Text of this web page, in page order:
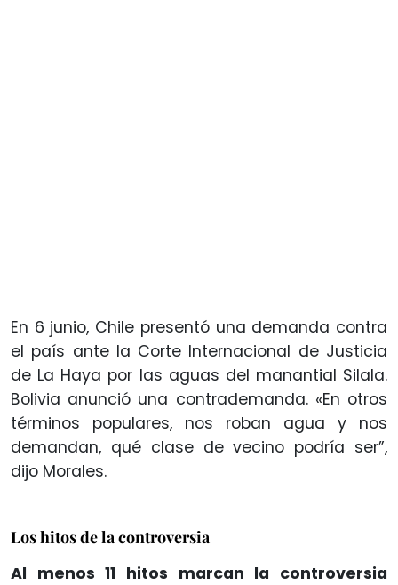
En 6 junio, Chile presentó una demanda contra
el país ante la Corte Internacional de Justicia
de La Haya por las aguas del manantial Silala.
Bolivia anunció una contrademanda. «En otros
términos populares, nos roban agua y nos
demandan, qué clase de vecino podría ser”,
dijo Morales.
Los hitos de la controversia
Al menos 11 hitos marcan la controversia